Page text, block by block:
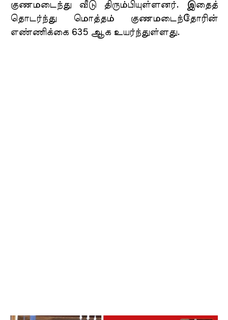
குணமடைந்து வீடு திரும்பியுள்ளனர். இதைத்
தொடர்ந்து மொத்தம் குணமடைந்தோரின்
எண்ணிக்கை 635 ஆக உயர்ந்துள்ளது.